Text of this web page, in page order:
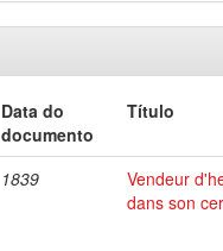
Data do
documento
Título
1839
Vendeur
dans son